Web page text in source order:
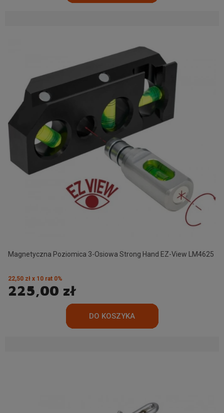
Magnetyczna Poziomica 3-Osiowa Strong Hand EZ-View LM4625
225,00 zł
22,50 zł x 10 rat 0%